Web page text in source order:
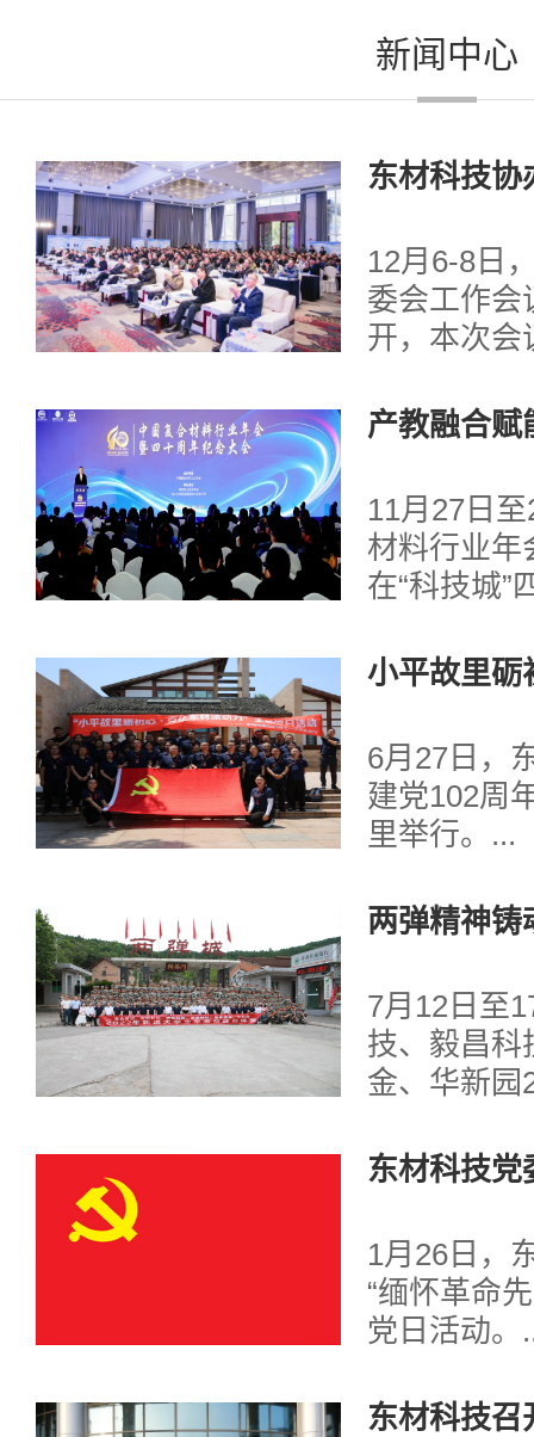
新闻中心
东材科技协
12月6-8日
委会工作会
开，本次会
产教融合赋
国复合材料
念大会圆满
11月27日
材料行业年
在“科技城”
小平故里砺
6月27日，
建党102周
里举行。...
两弹精神铸
7月12日至
技、毅昌科
金、华新园
热举行。...
东材科技党
1月26日，
“缅怀革命
党日活动。
东材科技召